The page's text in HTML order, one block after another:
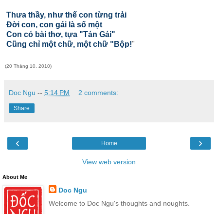
Thưa thầy, như thế con từng trải
Đời con, con gái là số một
Con có bài thơ, tựa "Tán Gái"
Cũng chỉ một chữ, một chữ "Bộp!"
(20 Tháng 10, 2010)
Doc Ngu -- 5:14 PM 2 comments:
Share
‹ ›
Home
View web version
About Me
Doc Ngu
Welcome to Doc Ngu's thoughts and noughts.